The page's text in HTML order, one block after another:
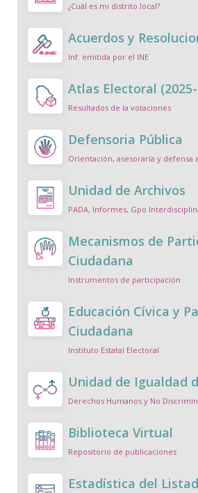
¿Cuál es mi distrito local?
Acuerdos y
Inf. emitida por el INE
Atlas Electoral
Resultados de la votaciones
Defensoria Pública
Orientación, asesoraría y defensa
Unidad de Archivos
PADA, Informes, Gpo
Mecanismos de
Ciudadana
Instrumentos de participación
Educación Cívica y
Ciudadana
Instituto Estatal Electoral
Unidad de Igualdad
Derechos Humanos y No
Biblioteca Virtual
Repositorio de publicaciones
Estadística del